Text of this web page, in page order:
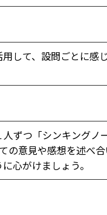
して、設問ごとに感
ずつ「シンキングノ
意見や感想を述べ合
心がけましょう。